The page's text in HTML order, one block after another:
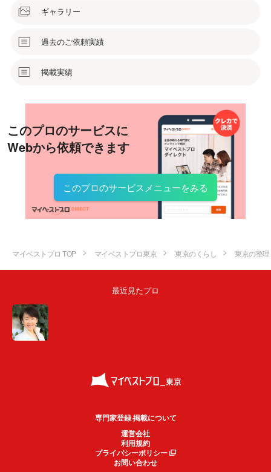
ギャラリー
過去のご依頼実績
掲載実績
このプロのサービスに
Webから依頼できます
このプロのサービスメニューをみる
マイベストプロ TOP マイベストプロ東京 東京のくらし 東京の整
最近見たプロ
専門家登録·掲載について
運営会社
利用規約
プライバシーポリシー
お問い合わせ